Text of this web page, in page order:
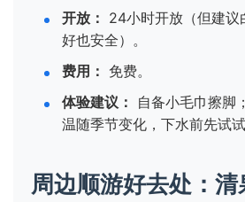
开放： 24小时开放（但建议
好也安全）。
费用： 免费。
体验建议：
自备小毛巾擦脚
温随季节变化，下水前先试试
周边顺游好去处：